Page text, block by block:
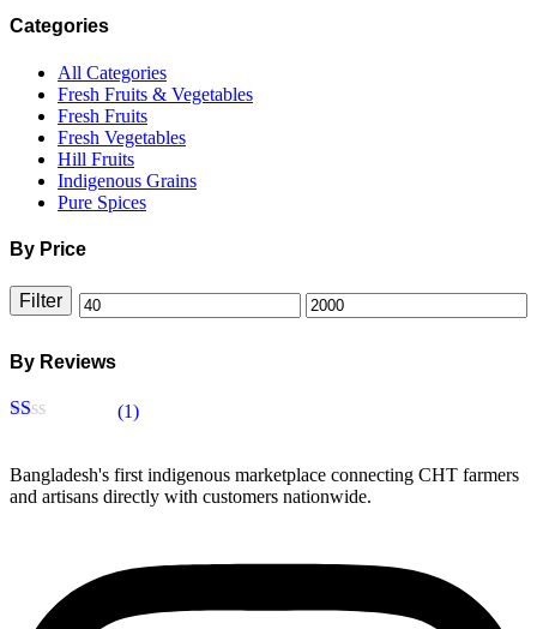
Categories
All Categories
Fresh Fruits & Vegetables
Fresh Fruits
Fresh Vegetables
Hill Fruits
Indigenous Grains
Pure Spices
By Price
Min Max
Filter
By Reviews
out
of
(1)
Bangladesh's first indigenous marketplace connecting CHT farmers
and artisans directly with customers nationwide.